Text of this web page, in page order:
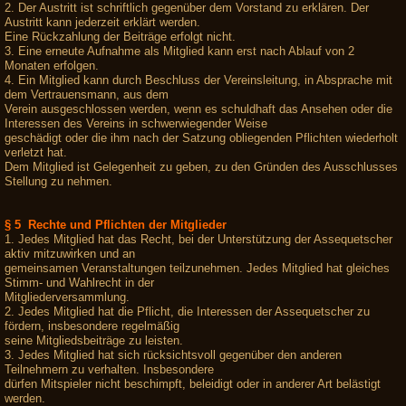
2. Der Austritt ist schriftlich gegenüber dem Vorstand zu erklären. Der
Austritt kann jederzeit erklärt werden.
Eine Rückzahlung der Beiträge erfolgt nicht.
3. Eine erneute Aufnahme als Mitglied kann erst nach Ablauf von 2
Monaten erfolgen.
4. Ein Mitglied kann durch Beschluss der Vereinsleitung, in Absprache mit
dem Vertrauensmann, aus dem
Verein ausgeschlossen werden, wenn es schuldhaft das Ansehen oder die
Interessen des Vereins in schwerwiegender Weise
geschädigt oder die ihm nach der Satzung obliegenden Pflichten wiederholt
verletzt hat.
Dem Mitglied ist Gelegenheit zu geben, zu den Gründen des Ausschlusses
Stellung zu nehmen.
§ 5 Rechte und Pflichten der Mitglieder
1. Jedes Mitglied hat das Recht, bei der Unterstützung der Assequetscher
aktiv mitzuwirken und an
gemeinsamen Veranstaltungen teilzunehmen. Jedes Mitglied hat gleiches
Stimm- und Wahlrecht in der
Mitgliederversammlung.
2. Jedes Mitglied hat die Pflicht, die Interessen der Assequetscher zu
fördern, insbesondere regelmäßig
seine Mitgliedsbeiträge zu leisten.
3. Jedes Mitglied hat sich rücksichtsvoll gegenüber den anderen
Teilnehmern zu verhalten. Insbesondere
dürfen Mitspieler nicht beschimpft, beleidigt oder in anderer Art belästigt
werden.